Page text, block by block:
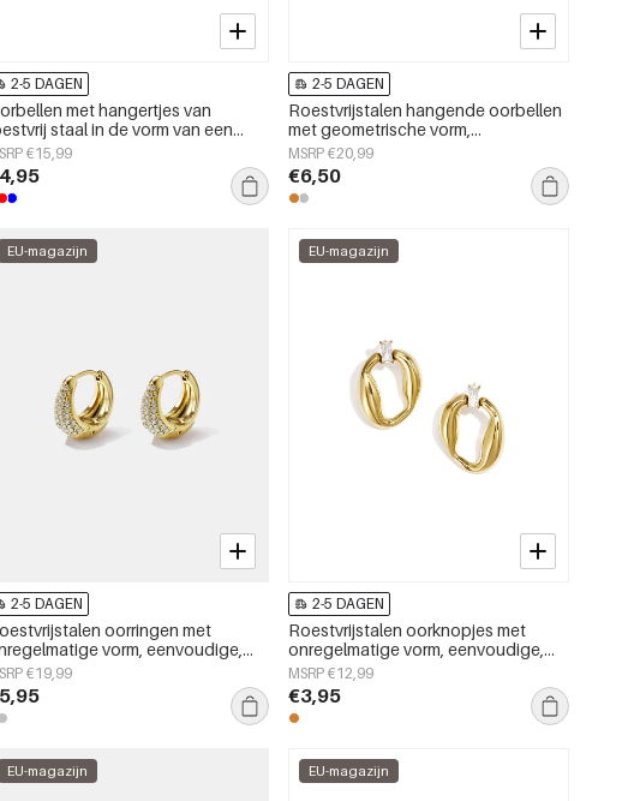
2-5 DAGEN
met hangertjes van
staal in de vorm van een
uit de Daily Simple-serie voor
€15,99
2-5 DAGEN
Roestvrijstalen hangende oorbellen
met geometrische vorm,
eenvoudige, alledaagse serie,
damessieraden
MSRP €20,99
€6,50
EU-magazijn
2-5 DAGEN
oorringen met
vorm, eenvoudige,
serie, damessieraden
€19,99
EU-magazijn
2-5 DAGEN
Roestvrijstalen oorknopjes met
onregelmatige vorm, eenvoudige,
alledaagse serie, dames sieraden
MSRP €12,99
€3,95
EU-magazijn EU-magazijn